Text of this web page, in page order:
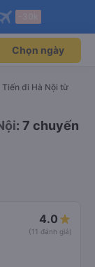
Mở app
Mở app
Chọn ngày
Tiến đi Hà Nội từ
: 7 chuyến
4.0
(11 đánh giá)